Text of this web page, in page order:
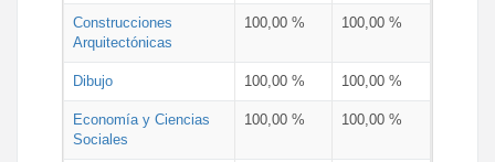
Construcciones
Arquitectónicas
100,00 % 100,00 %
Dibujo 100,00 % 100,00 %
Economía y Ciencias
Sociales
100,00 % 100,00 %